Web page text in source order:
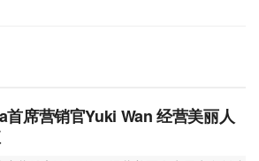
席营销官Yuki Wan 经营美丽人